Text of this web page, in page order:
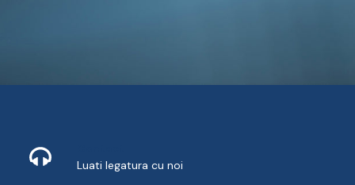
Luati legatura cu noi